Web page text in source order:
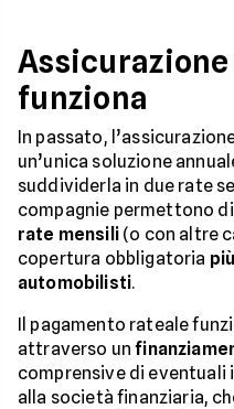
funziona
In passato,
un’unica soluzione
suddividerla in due rate
compagnie permettono di
rate mensili(o con altre
copertura obbligatoria
automobilisti.
Il pagamento rateale
attraverso un
comprensive di
alla società finanziaria,